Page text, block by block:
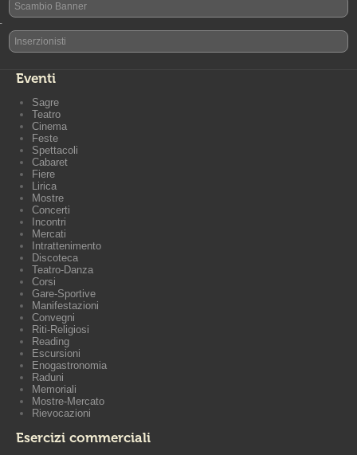
Scambio Banner
-
Inserzionisti
Eventi
Sagre
Teatro
Cinema
Feste
Spettacoli
Cabaret
Fiere
Lirica
Mostre
Concerti
Incontri
Mercati
Intrattenimento
Discoteca
Teatro-Danza
Corsi
Gare-Sportive
Manifestazioni
Convegni
Riti-Religiosi
Reading
Escursioni
Enogastronomia
Raduni
Memoriali
Mostre-Mercato
Rievocazioni
Esercizi commerciali